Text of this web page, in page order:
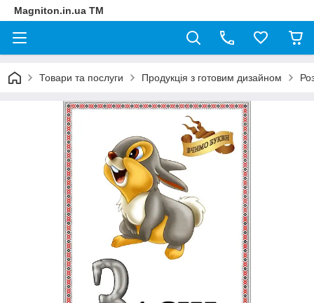
Magniton.in.ua ТМ
Товари та послуги Продукція з готовим дизайном